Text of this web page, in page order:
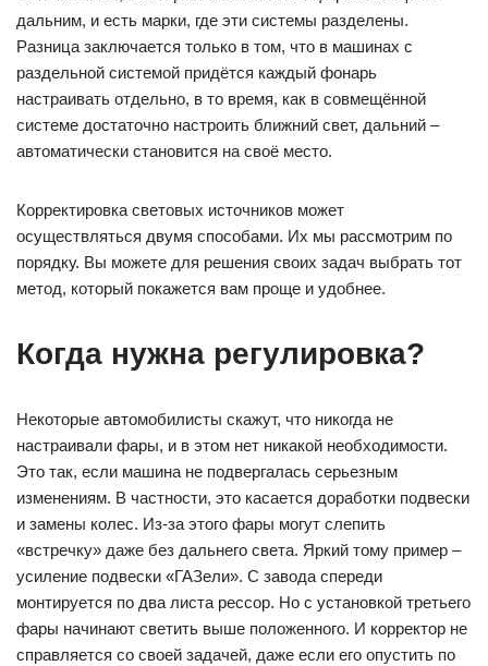
дальним, и есть марки, где эти системы разделены.
Разница заключается только в том, что в машинах с
раздельной системой придётся каждый фонарь
настраивать отдельно, в то время, как в совмещённой
системе достаточно настроить ближний свет, дальний –
автоматически становится на своё место.
Корректировка световых источников может
осуществляться двумя способами. Их мы рассмотрим по
порядку. Вы можете для решения своих задач выбрать тот
метод, который покажется вам проще и удобнее.
Когда нужна регулировка?
Некоторые автомобилисты скажут, что никогда не
настраивали фары, и в этом нет никакой необходимости.
Это так, если машина не подвергалась серьезным
изменениям. В частности, это касается доработки подвески
и замены колес. Из-за этого фары могут слепить
«встречку» даже без дальнего света. Яркий тому пример –
усиление подвески «ГАЗели». С завода спереди
монтируется по два листа рессор. Но с установкой третьего
фары начинают светить выше положенного. И корректор не
справляется со своей задачей, даже если его опустить по